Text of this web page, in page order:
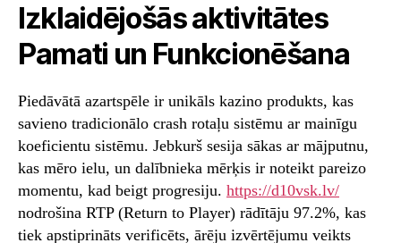
Izklaidējošās aktivitātes
Pamati un Funkcionēšana
Piedāvātā azartspēle ir unikāls kazino produkts, kas
savieno tradicionālo crash rotaļu sistēmu ar mainīgu
koeficientu sistēmu. Jebkurš sesija sākas ar mājputnu,
kas mēro ielu, un dalībnieka mērķis ir noteikt pareizo
momentu, kad beigt progresiju. https://d10vsk.lv/
nodrošina RTP (Return to Player) rādītāju 97.2%, kas
tiek apstiprināts verificēts, ārēju izvērtējumu veikts